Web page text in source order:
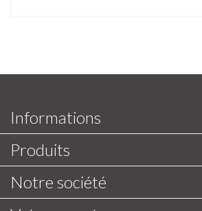
Informations
Produits
Notre société